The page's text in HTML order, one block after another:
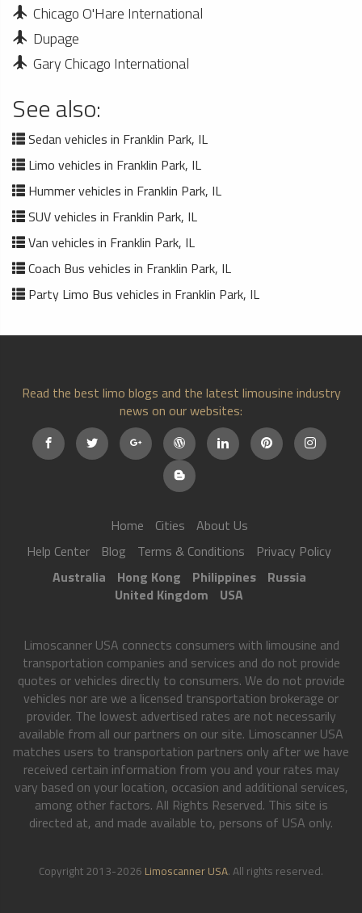
Chicago O'Hare International
Dupage
Gary Chicago International
See also:
Sedan vehicles in Franklin Park, IL
Limo vehicles in Franklin Park, IL
Hummer vehicles in Franklin Park, IL
SUV vehicles in Franklin Park, IL
Van vehicles in Franklin Park, IL
Coach Bus vehicles in Franklin Park, IL
Party Limo Bus vehicles in Franklin Park, IL
Read the best limo blogs and the latest limousine industry
news on our websites:
Home Cities
About Us
Help Center
Blog Terms & Conditions
Privacy Policy
Australia
Hong Kong Philippines
Russia
United Kingdom
USA
Limoscanner USA connects consumers with limousine and
transportation companies and services and do not provide
quotes or vehicles directly to consumers. We do not provide
vehicles nor are we a licensed transportation brokerage or
provider. The lowest advertised rates are not necessarily
available from all our partners on our site. Limoscanner USA
matches users to transportation partners only after we have
received certain information from you and your rates may
vary based on your location, occasion and additional services,
among other factors. All Rights Reserved. This site is
directed at, and made available to, persons of USA only.
Copyright 2013-2026 Limoscanner USA. All rights reserved.